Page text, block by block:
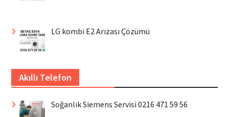
LG kombi E2 Arızası Çözümü
Akıllı Telefon
Soğanlık Siemens Servisi 0216 471 59 56